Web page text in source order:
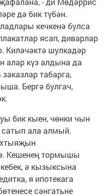
дә бик түбән.
кечкенә булса
ясап, диварлар
Киләчәктә шулкадәр
алар күз алдына да
табарга,
Бергә булгач,
бик кыен, чөнки чын
сатып ала алмый.
Кешенең тормышы
ә кызыксына
я ипотекага
сәнгатьне